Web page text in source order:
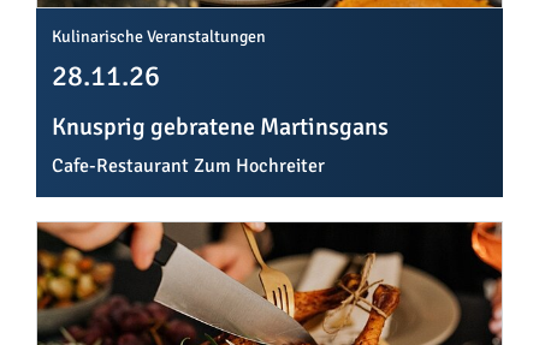
Kulinarische Veranstaltungen
28.11.26
Knusprig gebratene Martinsgans
Cafe-Restaurant Zum Hochreiter